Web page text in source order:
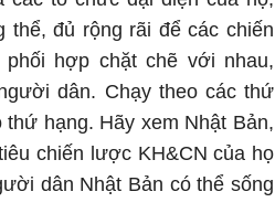
thể, đủ rộng rãi để các chiến
hợp chặt chẽ với nhau,
dân. Chạy theo các thứ
hạng. Hãy xem Nhật Bản,
chiến lược KH&CN của họ
dân Nhật Bản có thể sống